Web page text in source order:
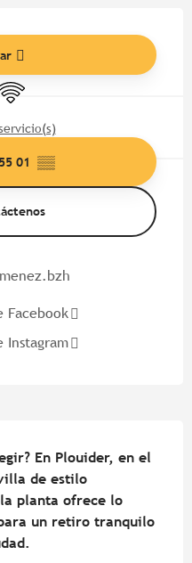
01 ▒▒
Facebook
Instagram
En Plouider, en el
de estilo
planta ofrece lo
un retiro tranquilo